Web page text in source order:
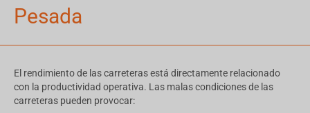
Pesada
El rendimiento de las carreteras está directamente relacionado
con la productividad operativa. Las malas condiciones de las
carreteras pueden provocar: